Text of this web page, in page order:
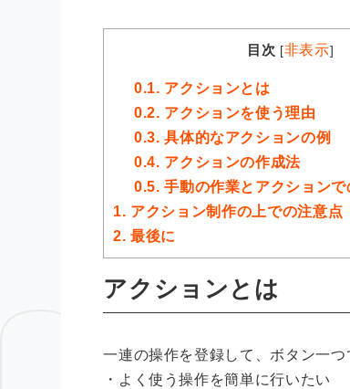
目次 [非表示]
0.1. アクションとは
0.2. アクションを使う理由
0.3. 具体的なアクションの例
0.4. アクションの作成法
0.5. 手動の作業とアクション
1. アクション制作の上での注意点
2. 最後に
アクションとは
一連の操作を登録して、ボタン一
・よく使う操作を簡単に行いたい